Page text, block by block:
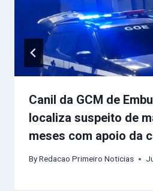
Canil da GCM de
localiza suspeito de
meses com apoio da
ByRedacao Primeiro Noticias